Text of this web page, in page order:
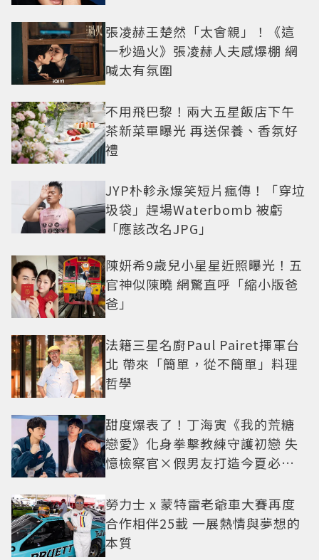
張凌赫王楚然「太會親」！《這
一秒過火》張凌赫人夫感爆棚 網
喊太有氛圍
不用飛巴黎！兩大五星飯店下午
茶新菜單曝光 再送保養、香氛好
禮
JYP朴軫永爆笑短片瘋傳！「穿垃
圾袋」趕場Waterbomb 被虧
「應該改名JPG」
陳妍希9歲兒小星星近照曝光！五
官神似陳曉 網驚直呼「縮小版爸
爸」
法籍三星名廚Paul Pairet揮軍台
北 帶來「簡單，從不簡單」料理
哲學
甜度爆表了！丁海寅《我的荒糖
戀愛》化身拳擊教練守護初戀 失
憶檢察官×假男友打造今夏必看
勞力士 x 蒙特雷老爺車大賽再度
合作相伴25載 一展熱情與夢想的
本質